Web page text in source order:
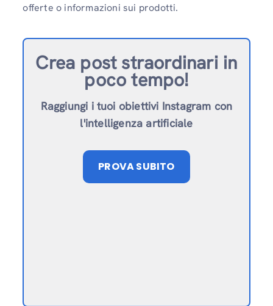
offerte o informazioni sui prodotti.
Crea post straordinari in
poco tempo!
Raggiungi i tuoi obiettivi Instagram con
l'intelligenza artificiale
PROVA SUBITO